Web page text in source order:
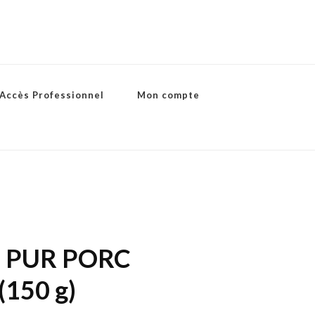
Accès Professionnel Mon compte
PORC
g)